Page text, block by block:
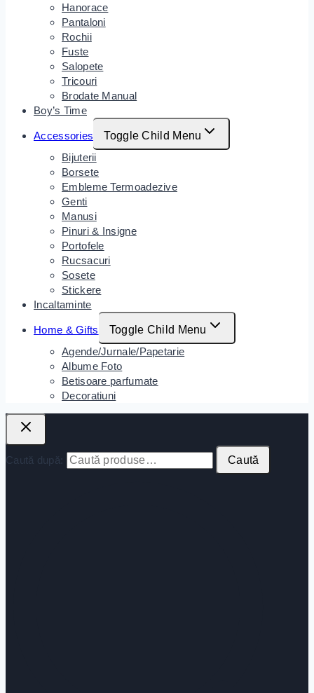
Hanorace
Pantaloni
Rochii
Fuste
Salopete
Tricouri
Brodate Manual
Boy’s Time
Accessories
Toggle Child Menu
Bijuterii
Borsete
Embleme Termoadezive
Genti
Manusi
Pinuri & Insigne
Portofele
Rucsacuri
Sosete
Stickere
Incaltaminte
Home & Gifts
Toggle Child Menu
Agende/Jurnale/Papetarie
Albume Foto
Betisoare parfumate
Decoratiuni
Caută după: Caută